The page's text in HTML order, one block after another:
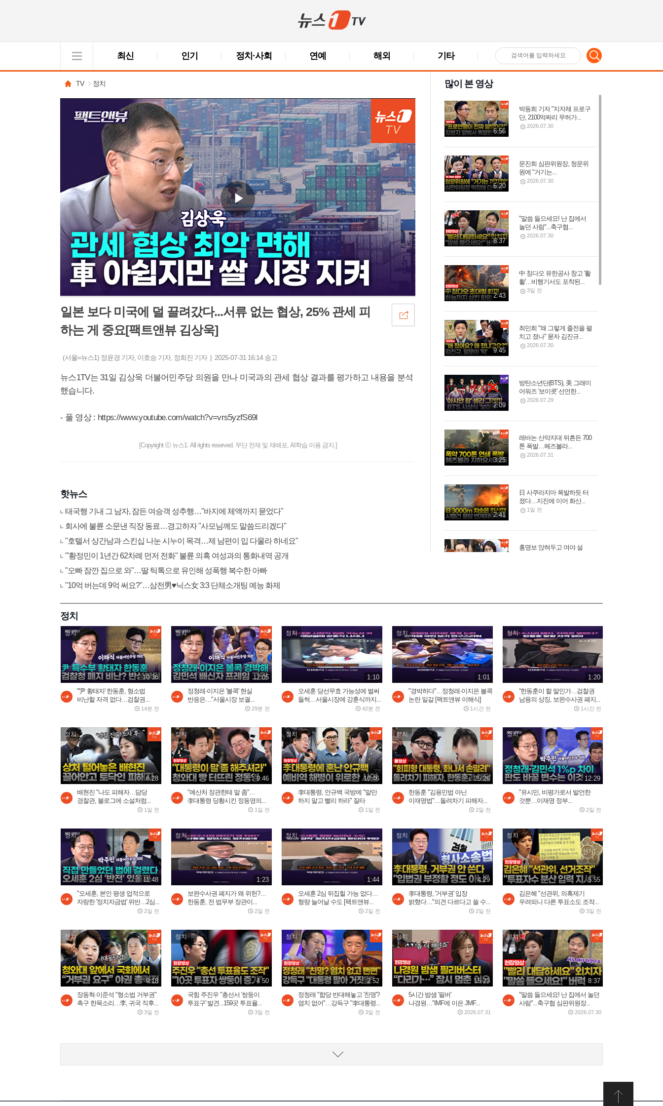
최신 인기 정치·사회 연예 해외 기타 검
어
입
력
TV 정치
일본 보다 미국에 덜 끌려갔다...서류 없는 협상, 25% 관세 피
하는 게 중요[팩트앤뷰 김상욱]
(서울=뉴스1) 정윤경 기자, 이호승 기자, 정희진 기자 | 2025-07-31 16:14 송고
뉴스1TV는 31일 김상욱 더불어민주당 의원을 만나 미국과의 관세 협상 결과를 평가하고 내용을 분석
했습니다.
- 풀 영상 : https://www.youtube.com/watch?v=vrs5yzfS69I
[Copyright ⓒ 뉴스1. All rights reserved. 무단 전재 및 재배포, AI학습 이용 금지.]
핫뉴스
태국행 기내 그 남자, 잠든 여승객 성추행…"바지에 체액까지 묻었다"
회사에 불륜 소문낸 직장 동료…경고하자 "사모님께도 말씀드리겠다"
"호텔서 상간남과 스킨십 나눈 시누이 목격…제 남편이 입 다물라 하네요"
"'황정민이 1년간 62차례 먼저 전화" 불륜 의혹 여성과의 통화내역 공개
"오빠 잠깐 집으로 와"…딸 틱톡으로 유인해 성폭행 복수한 아빠
"10억 버는데 9억 써요?"…삼전男♥닉스女 3:3 단체소개팅 예능 화제
많이 본 영상
6:56
박동희 기자 "지자체 프로구
단, 2100억짜리 무허가...
2026.07.30
6:20
문진희 심판위원장, 청문위
원에 "거기는...
2026.07.30
8:37
"말씀 들으세요! 난 집에서
놀던 사람"...축구협...
2026.07.30
2:43
中 칭다오 유한공사 창고 '활
활'…비행기서도 포착된...
3일 전
9:45
최민희 "왜 그렇게 졸전을 펼
치고 졌나" 묻자 김진규...
2026.07.30
2:09
방탄소년단(BTS), 美 그래미
어워즈 '보이콧' 선언한...
2026.07.29
3:25
레바논 산악지대 뒤흔든 700
톤 폭발…헤즈볼라...
2026.07.31
2:41
日 사쿠라지마 폭발하듯 터
졌다…지진에 이어 화산...
1일 전
홍명보 앉혀두고 여야 설
2:43
12개 대형산불 동시 발생…
모스크바 중심부 폭탄 폭발,
러시아 우주군 총 사령관...
김선태, 리센느 원이 '무섭노'
2026.07.30
푸틴 별장 코앞 휴양지에 드
론 쾅!…러 국민들 공포
2일 전
2:59
천 명 모로코인 탈출 현장
2026.07.31
2:20
美, 이란에 '2주 대공습' 카드
만지작…"미사일 역량...
2026.07.30
15:23
5시간 밤샘 '필버' 나경
원…"IMF에 이은 JMF...
2026.07.31
8:13
배현진 "마지막으로 사과 기
회 준다"…홍명보...
2026.07.30
습…"마지막 기회" 경고...
정치
정치
10:36
"'尹 황태자' 한동훈, 형소법
비난할 자격 없다…검찰권...
14분 전
정치
12:05
정청래·이지은 '볼콕' 현실
반응은…"서울시장 보궐...
29분 전
정치
1:10
오세훈 당선무효 가능성에 벌써
들썩…서울시장에 강훈식까지...
42분 전
정치
1:01
"경박하다"…정청래·이지은 볼콕
논란 일갈 [팩트앤뷰 이해식]
1시간 전
정치
1:20
“한동훈이 할 말인가…검찰권
남용의 상징, 보완수사권 폐지...
1시간 전
정치
6:28
배현진 "나도 피해자…담당
경찰관, 블로그에 소설처럼...
1일 전
정치
9:46
"예산처 장관한테 말 좀"…
李대통령 당황시킨 정동영의...
1일 전
정치
10:46
李대통령, 안규백 국방에 "말만
하지 말고 빨리 하라" 질타
1일 전
정치
25:26
한동훈 "김용민법 아닌
이재명법"…돌려차기 피해자...
2일 전
정치
12:29
"유시민, 비평가로서 발언한
것뿐…이재명 정부...
2일 전
정치
11:48
"오세훈, 본인 평생 업적으로
자랑한 '정치자금법' 위반…2심...
2일 전
정치
1:23
보완수사권 폐지가 왜 위헌?…
한동훈, 전 법무부 장관이...
2일 전
정치
1:44
오세훈 2심 뒤집힐 가능 없다…
형량 늘어날 수도 [팩트앤뷰...
2일 전
정치
4:29
李대통령, '거부권' 입장
밝혔다…"의견 다르다고 쓸 수...
2일 전
정치
5:55
김은혜 "선관위, 의혹제기
우려되니 다른 투표소도 조작...
3일 전
정치
9:18
장동혁·이준석 "형소법 거부권"
촉구 한목소리…李, 귀국 직후...
3일 전
정치
4:50
국힘 주진우 "총선서 '쌍둥이
투표구' 발견...159곳 투표율...
3일 전
정치
2:52
정청래 "합당 반대해놓고 '친명'?
염치 없어"…강득구 "李대통령...
3일 전
정치
15:23
5시간 밤샘 '필버'
나경원…"IMF에 이은 JMF...
2026.07.31
정치
8:37
"말씀 들으세요! 난 집에서 놀던
사람"...축구협 심판위원장...
2026.07.30